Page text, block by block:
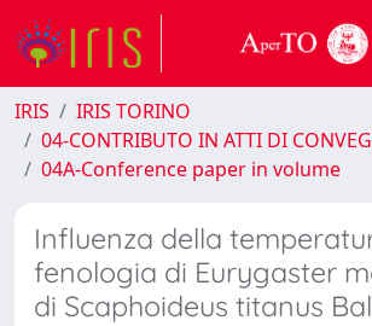
IRIS
IRIS TORINO
04-CONTRIBUTO IN ATTI DI
04A-Conference paper in volume
Influenza della
fenologia di Eurygaster
di Scaphoideus titanus